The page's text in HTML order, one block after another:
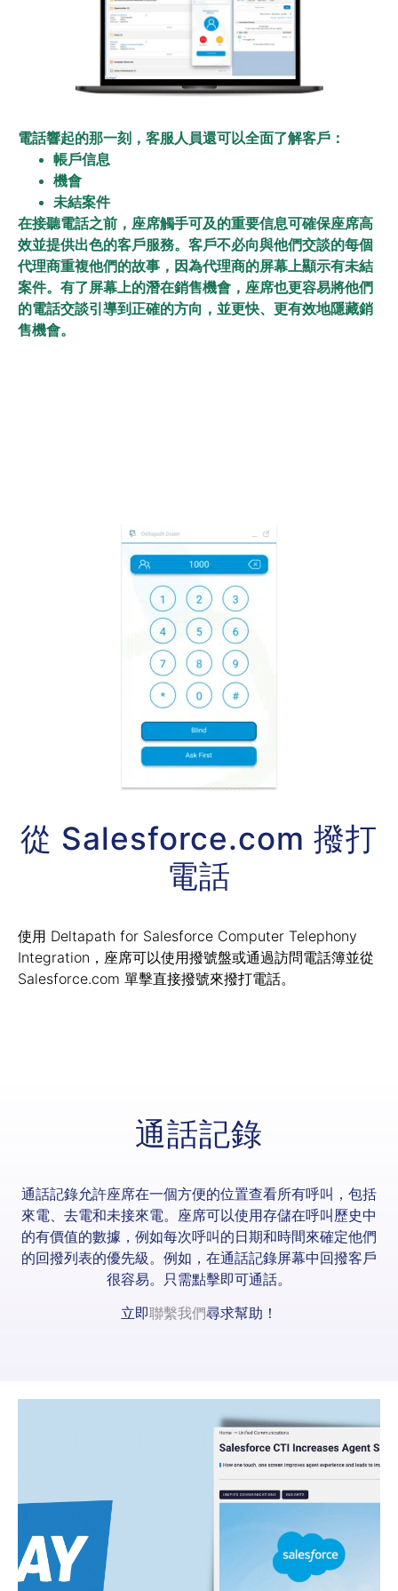
電話響起的那一刻，客服人員還可以全面了解客戶：
帳戶信息
機會
未結案件
在接聽電話之前，座席觸手可及的重要信息可確保座席高
效並提供出色的客戶服務。客戶不必向與他們交談的每個
代理商重複他們的故事，因為代理商的屏幕上顯示有未結
案件。有了屏幕上的潛在銷售機會，座席也更容易將他們
的電話交談引導到正確的方向，並更快、更有效地隱藏銷
售機會。
從 Salesforce.com 撥打
電話
使用 Deltapath for Salesforce Computer Telephony
Integration，座席可以使用撥號盤或通過訪問電話簿並從
Salesforce.com 單擊直接撥號來撥打電話。
通話記錄
通話記錄允許座席在一個方便的位置查看所有呼叫，包括
來電、去電和未接來電。座席可以使用存儲在呼叫歷史中
的有價值的數據，例如每次呼叫的日期和時間來確定他們
的回撥列表的優先級。例如，在通話記錄屏幕中回撥客戶
很容易。只需點擊即可通話。
立即聯繫我們尋求幫助！